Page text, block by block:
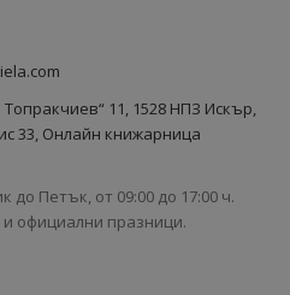
11, 1528 НПЗ Искър,
33, Онлайн книжарница
Петък, от 09:00 до 17:00 ч.
официални празници.